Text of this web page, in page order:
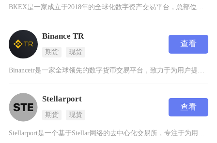
BKEX是一家成立于2018年的全球化数字资产交易平台，总部位于新加坡，致力于为全球用户提
Binance TR
期货 现货
查看
Stellarport
期货 现货
查看